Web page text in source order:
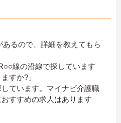
あるので、詳細を教えてもら
線の沿線で探しています
すか?」
しています。マイナビ介護職
すすめの求人はあります